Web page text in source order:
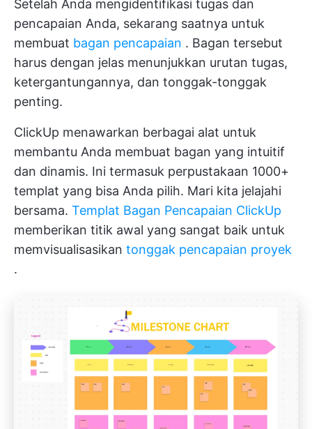
Setelah Anda mengidentifikasi tugas dan
pencapaian Anda, sekarang saatnya untuk
membuat bagan pencapaian . Bagan tersebut
harus dengan jelas menunjukkan urutan tugas,
ketergantungannya, dan tonggak-tonggak
penting.
ClickUp menawarkan berbagai alat untuk
membantu Anda membuat bagan yang intuitif
dan dinamis. Ini termasuk perpustakaan 1000+
templat yang bisa Anda pilih. Mari kita jelajahi
bersama. Templat Bagan Pencapaian ClickUp
memberikan titik awal yang sangat baik untuk
memvisualisasikan tonggak pencapaian proyek
.